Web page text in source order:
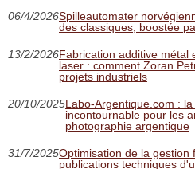
06/4/2026Spilleautomater
des classiques, boostée
13/2/2026Fabrication additive métal
laser : comment Zoran
projets industriels
20/10/2025Labo-Argentique.com :
incontournable pour les
photographie argentique
31/7/2025Optimisation de la gestion
publications techniques